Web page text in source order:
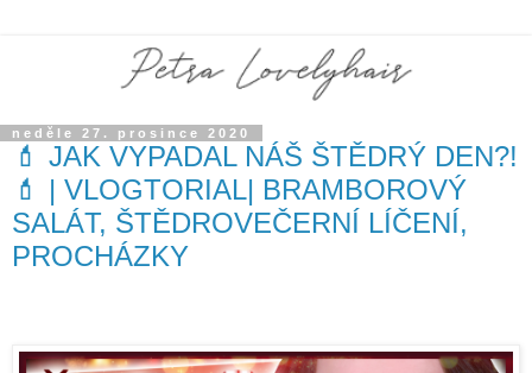
neděle 27. prosince 2020
💄 JAK VYPADAL NÁŠ ŠTĚDRÝ DEN?!
💄 | VLOGTORIAL| BRAMBOROVÝ
SALÁT, ŠTĚDROVEČERNÍ LÍČENÍ,
PROCHÁZKY